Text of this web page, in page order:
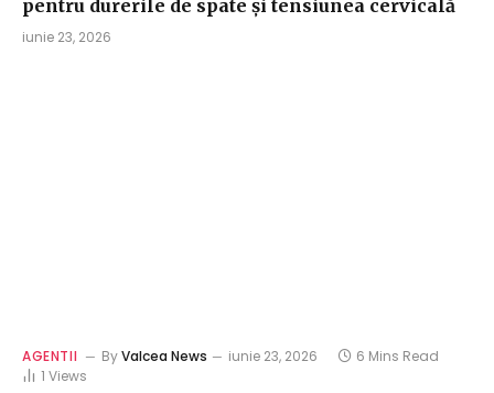
pentru durerile de spate și tensiunea cervicală
iunie 23, 2026
AGENTII ByValcea News iunie 23, 2026
6 Mins Read
1 Views